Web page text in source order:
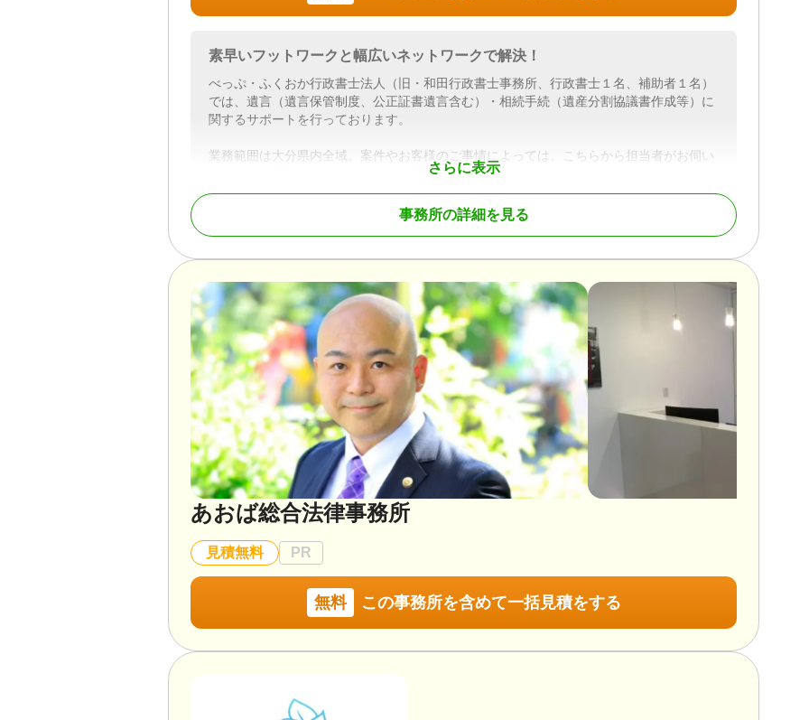
さらに表示
素早いフットワークと幅広いネットワークで解決！
べっぷ・ふくおか行政書士法人（旧・和田行政書士事務所、行政書士１名、補助者１名）
では、遺言（遺言保管制度、公正証書遺言含む）・相続手続（遺産分割協議書作成等）に
関するサポートを行っております。
業務範囲は大分県内全域。案件やお客様のご事情によっては、こちらから担当者がお伺い
全国の相続人の方からご依頼実績多数です。フットワークが軽く迅速な手続きを心がけて
対応地域
大分県
対応業務
遺言書 / 遺産分割 / 相続財産調査 / 相続手続き / 銀行手続き / 戸籍収集 / 相続人
調査
対応体制
電話相談可 / 訪問可 / 女性スタッフ対応可 / 土日相談可 / 初回相談無料 / 18時以
降相談可 / オンライン面談可 / 事務所面談可
事務所の詳細を見る
あおば総合法律事務所
見積無料 PR
無料 この事務所を含めて一括見積をする